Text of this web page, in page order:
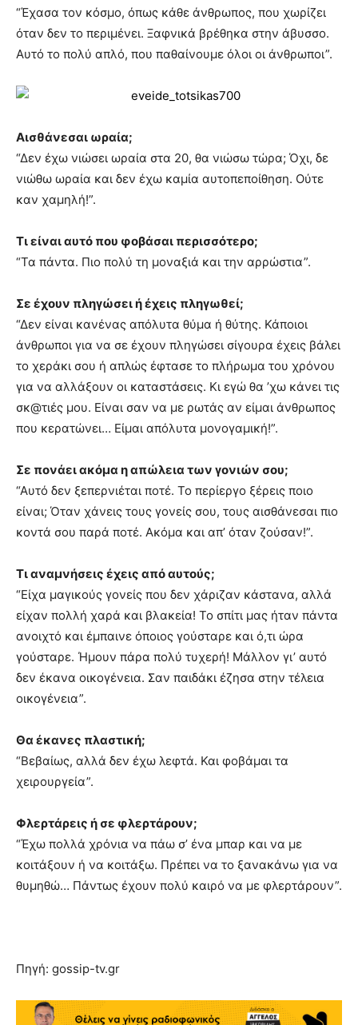
“Έχασα τον κόσμο, όπως κάθε άνθρωπος, που χωρίζει
όταν δεν το περιμένει. Ξαφνικά βρέθηκα στην άβυσσο.
Αυτό το πολύ απλό, που παθαίνουμε όλοι οι άνθρωποι”.
Αισθάνεσαι ωραία;
“Δεν έχω νιώσει ωραία στα 20, θα νιώσω τώρα; Όχι, δε
νιώθω ωραία και δεν έχω καμία αυτοπεποίθηση. Ούτε
καν χαμηλή!”.
Τι είναι αυτό που φοβάσαι περισσότερο;
“Τα πάντα. Πιο πολύ τη μοναξιά και την αρρώστια”.
Σε έχουν πληγώσει ή έχεις πληγωθεί;
“Δεν είναι κανένας απόλυτα θύμα ή θύτης. Κάποιοι
άνθρωποι για να σε έχουν πληγώσει σίγουρα έχεις βάλει
το χεράκι σου ή απλώς έφτασε το πλήρωμα του χρόνου
για να αλλάξουν οι καταστάσεις. Κι εγώ θα ’χω κάνει τις
σκ@τιές μου. Είναι σαν να με ρωτάς αν είμαι άνθρωπος
που κερατώνει… Είμαι απόλυτα μονογαμική!”.
Σε πονάει ακόμα η απώλεια των γονιών σου;
“Αυτό δεν ξεπερνιέται ποτέ. Το περίεργο ξέρεις ποιο
είναι; Όταν χάνεις τους γονείς σου, τους αισθάνεσαι πιο
κοντά σου παρά ποτέ. Ακόμα και απ’ όταν ζούσαν!”.
Τι αναμνήσεις έχεις από αυτούς;
“Είχα μαγικούς γονείς που δεν χάριζαν κάστανα, αλλά
είχαν πολλή χαρά και βλακεία! Το σπίτι μας ήταν πάντα
ανοιχτό και έμπαινε όποιος γούσταρε και ό,τι ώρα
γούσταρε. Ήμουν πάρα πολύ τυχερή! Μάλλον γι’ αυτό
δεν έκανα οικογένεια. Σαν παιδάκι έζησα στην τέλεια
οικογένεια”.
Θα έκανες πλαστική;
“Βεβαίως, αλλά δεν έχω λεφτά. Και φοβάμαι τα
χειρουργεία”.
Φλερτάρεις ή σε φλερτάρουν;
“Έχω πολλά χρόνια να πάω σ’ ένα μπαρ και να με
κοιτάξουν ή να κοιτάξω. Πρέπει να το ξανακάνω για να
θυμηθώ… Πάντως έχουν πολύ καιρό να με φλερτάρουν”.
Πηγή: gossip-tv.gr